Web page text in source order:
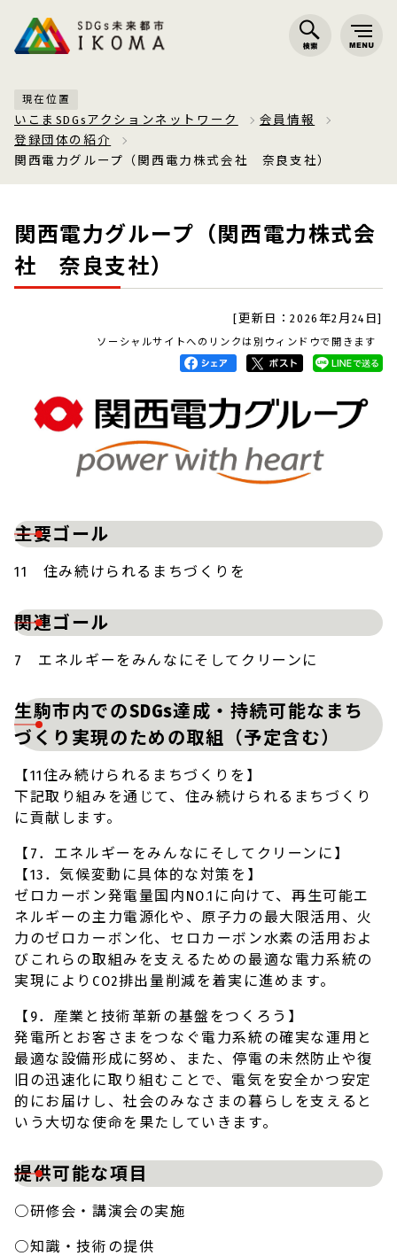
現在位置
いこまSDGsアクションネットワーク
会員情報
登録団体の紹介
関西電力グループ（関西電力株式会社 奈良支社）
関西電力グループ（関西電力株式会
社 奈良支社）
[更新日：2026年2月24日]
ソーシャルサイトへのリンクは別ウィンドウで開きます
主要ゴール
11 住み続けられるまちづくりを
関連ゴール
7 エネルギーをみんなにそしてクリーンに
生駒市内でのSDGs達成・持続可能なまち
づくり実現のための取組（予定含む）
【11住み続けられるまちづくりを】
下記取り組みを通じて、住み続けられるまちづくり
に貢献します。
【7．エネルギーをみんなにそしてクリーンに】
【13．気候変動に具体的な対策を】
ゼロカーボン発電量国内NO.1に向けて、再生可能エ
ネルギーの主力電源化や、原子力の最大限活用、火
力のゼロカーボン化、セロカーボン水素の活用およ
びこれらの取組みを支えるための最適な電力系統の
実現によりCO2排出量削減を着実に進めます。
【9．産業と技術革新の基盤をつくろう】
発電所とお客さまをつなぐ電力系統の確実な運用と
最適な設備形成に努め、また、停電の未然防止や復
旧の迅速化に取り組むことで、電気を安全かつ安定
的にお届けし、社会のみなさまの暮らしを支えると
いう大切な使命を果たしていきます。
提供可能な項目
○研修会・講演会の実施
○知識・技術の提供